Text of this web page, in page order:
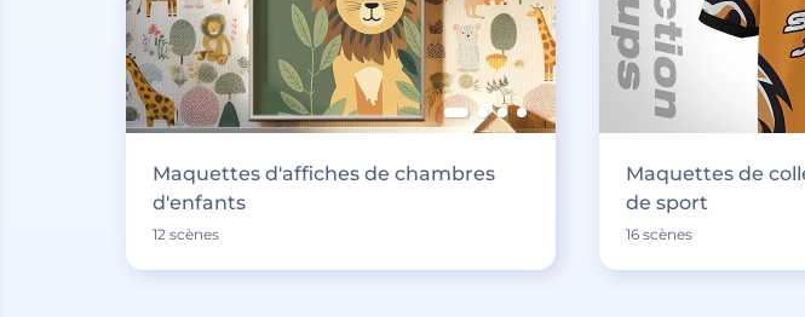
Maquettes d'affiches de chambres
d'enfants
12 scènes
Maquettes de
de sport
16 scènes